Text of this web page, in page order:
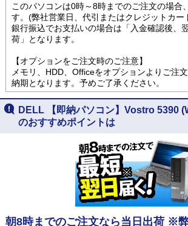
このパソコンは0時～8時までのご注文の場合
す。(弊社営業日、代引またはクレジットカー
銀行振込でお支払いの場合は「入金確認後、
荷」となります。
【オプションをご注文時のご注意】
メモリ、HDD、Officeをオプションよりご注
納期となります。予めご了承ください。
DELL 【即納パソコン】Vostro 5390
のおすすめポイントは
朝8時までのご注文なら当日出荷 ※